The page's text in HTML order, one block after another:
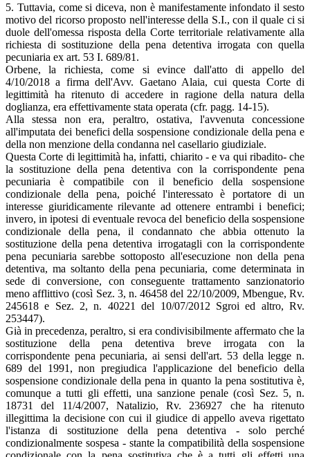
5. Tuttavia, come si diceva, non è manifestamente infondato il sesto
motivo del ricorso proposto nell'interesse della S.I., con il quale ci si
duole dell'omessa risposta della Corte territoriale relativamente alla
richiesta di sostituzione della pena detentiva irrogata con quella
pecuniaria ex art. 53 I. 689/81.
Orbene, la richiesta, come si evince dall'atto di appello del
4/10/2018 a firma dell'Avv. Gaetano Alaia, cui questa Corte di
legittimità ha ritenuto di accedere in ragione della natura della
doglianza, era effettivamente stata operata (cfr. pagg. 14-15).
Alla stessa non era, peraltro, ostativa, l'avvenuta concessione
all'imputata dei benefici della sospensione condizionale della pena e
della non menzione della condanna nel casellario giudiziale.
Questa Corte di legittimità ha, infatti, chiarito - e va qui ribadito- che
la sostituzione della pena detentiva con la corrispondente pena
pecuniaria è compatibile con il beneficio della sospensione
condizionale della pena, poiché l'interessato è portatore di un
interesse giuridicamente rilevante ad ottenere entrambi i benefici;
invero, in ipotesi di eventuale revoca del beneficio della sospensione
condizionale della pena, il condannato che abbia ottenuto la
sostituzione della pena detentiva irrogatagli con la corrispondente
pena pecuniaria sarebbe sottoposto all'esecuzione non della pena
detentiva, ma soltanto della pena pecuniaria, come determinata in
sede di conversione, con conseguente trattamento sanzionatorio
meno afflittivo (così Sez. 3, n. 46458 del 22/10/2009, Mbengue, Rv.
245618 e Sez. 2, n. 40221 del 10/07/2012 Sgroi ed altro, Rv.
253447).
Già in precedenza, peraltro, si era condivisibilmente affermato che la
sostituzione della pena detentiva breve irrogata con la
corrispondente pena pecuniaria, ai sensi dell'art. 53 della legge n.
689 del 1991, non pregiudica l'applicazione del beneficio della
sospensione condizionale della pena in quanto la pena sostitutiva è,
comunque a tutti gli effetti, una sanzione penale (così Sez. 5, n.
18731 del 11/4/2007, Natalizio, Rv. 236927 che ha ritenuto
illegittima la decisione con cui il giudice di appello aveva rigettato
l'istanza di sostituzione della pena detentiva - solo perché
condizionalmente sospesa - stante la compatibilità della sospensione